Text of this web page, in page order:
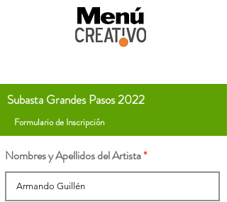
Subasta Grandes Pasos 2022
Formulario de Inscripción
Nombres y Apellidos del Artista